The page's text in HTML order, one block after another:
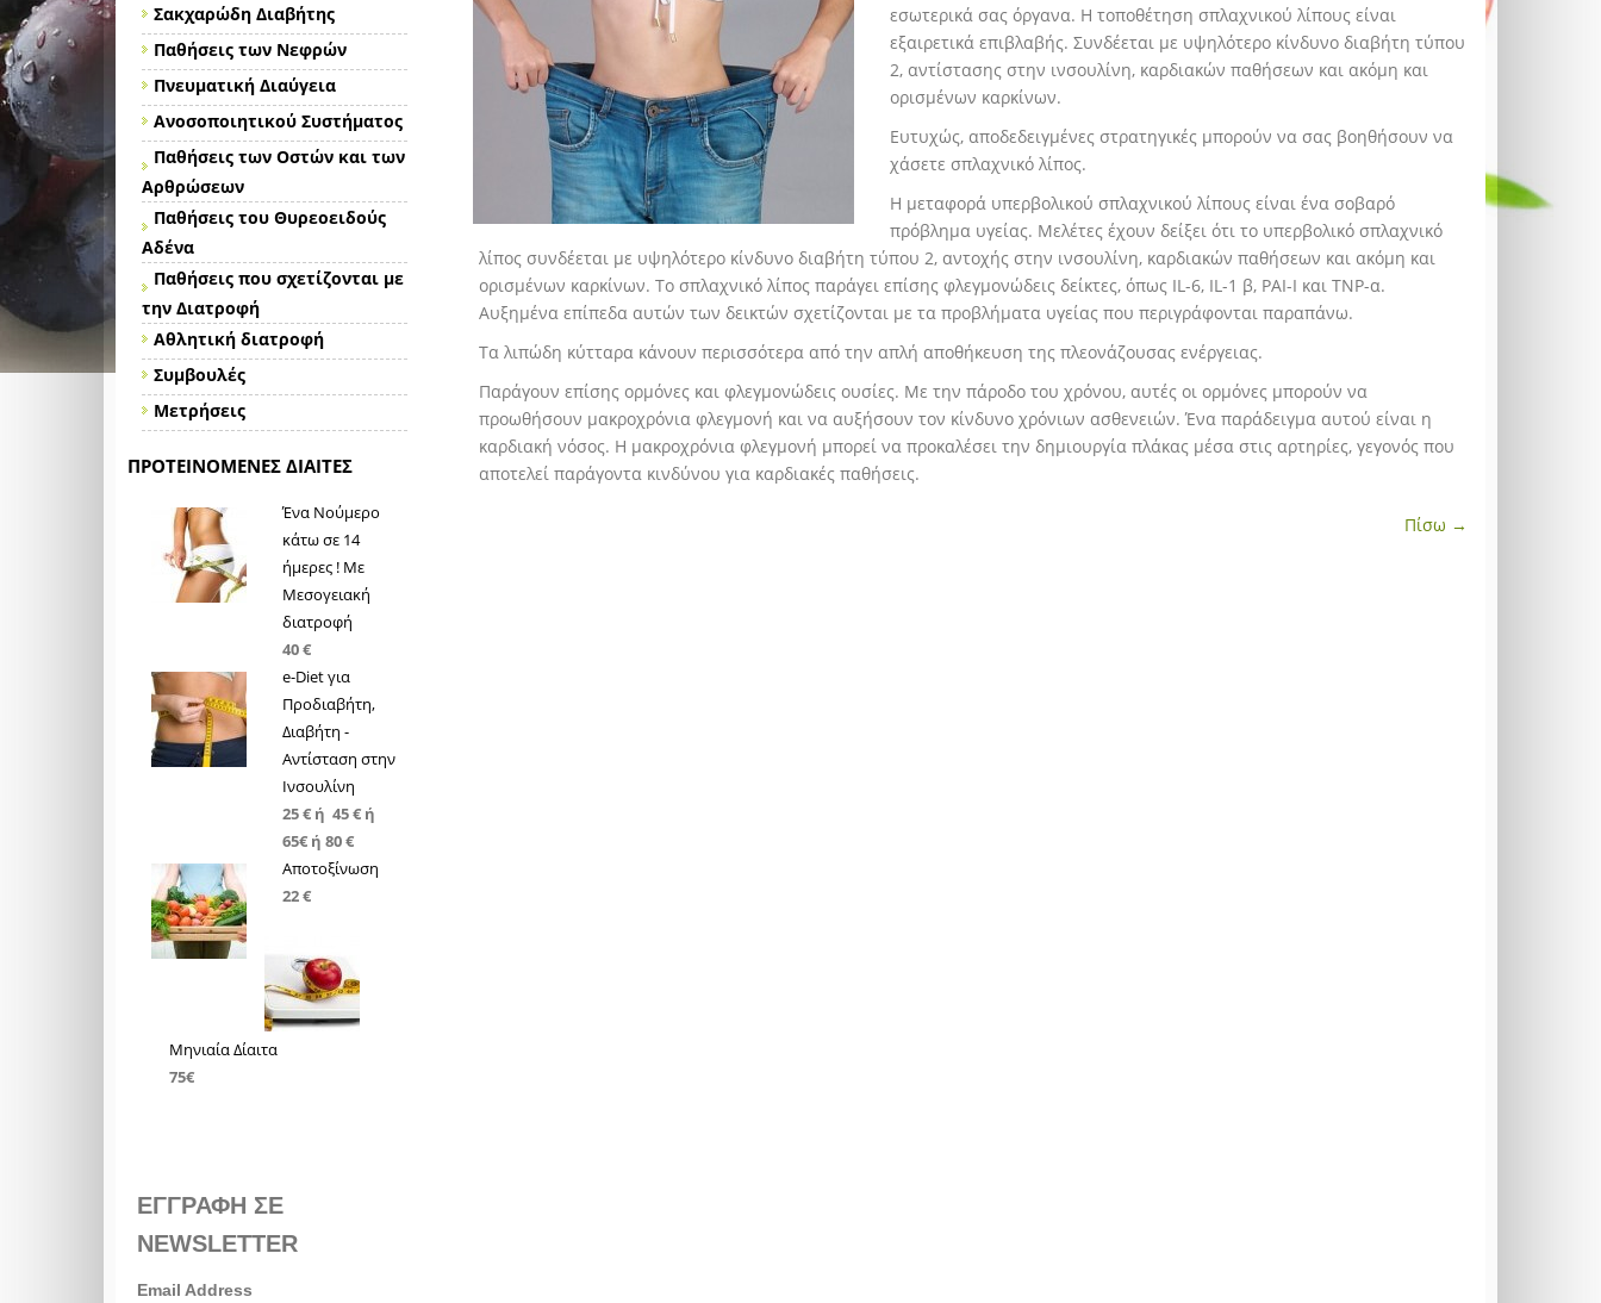
εσωτερικά σας όργανα. Η τοποθέτηση σπλαχνικού λίπους είναι
εξαιρετικά επιβλαβής. Συνδέεται με υψηλότερο κίνδυνο διαβήτη τύπου
2, αντίστασης στην ινσουλίνη, καρδιακών παθήσεων και ακόμη και
ορισμένων καρκίνων.
Ευτυχώς, αποδεδειγμένες στρατηγικές μπορούν να σας βοηθήσουν να
χάσετε σπλαχνικό λίπος.
Η μεταφορά υπερβολικού σπλαχνικού λίπους είναι ένα σοβαρό
πρόβλημα υγείας. Μελέτες έχουν δείξει ότι το υπερβολικό σπλαχνικό
λίπος συνδέεται με υψηλότερο κίνδυνο διαβήτη τύπου 2, αντοχής στην ινσουλίνη, καρδιακών παθήσεων και ακόμη και
ορισμένων καρκίνων. Το σπλαχνικό λίπος παράγει επίσης φλεγμονώδεις δείκτες, όπως IL-6, IL-1 β, ΡΑΙ-Ι και ΤΝΡ-α.
Αυξημένα επίπεδα αυτών των δεικτών σχετίζονται με τα προβλήματα υγείας που περιγράφονται παραπάνω.
Τα λιπώδη κύτταρα κάνουν περισσότερα από την απλή αποθήκευση της πλεονάζουσας ενέργειας.
Παράγουν επίσης ορμόνες και φλεγμονώδεις ουσίες. Με την πάροδο του χρόνου, αυτές οι ορμόνες μπορούν να
προωθήσουν μακροχρόνια φλεγμονή και να αυξήσουν τον κίνδυνο χρόνιων ασθενειών. Ένα παράδειγμα αυτού είναι η
καρδιακή νόσος. Η μακροχρόνια φλεγμονή μπορεί να προκαλέσει την δημιουργία πλάκας μέσα στις αρτηρίες, γεγονός που
αποτελεί παράγοντα κινδύνου για καρδιακές παθήσεις.
Πίσω →
Σακχαρώδη Διαβήτης
Παθήσεις των Νεφρών
Πνευματική Διαύγεια
Ανοσοποιητικού Συστήματος
Παθήσεις των Οστών και των
Αρθρώσεων
Παθήσεις του Θυρεοειδούς
Αδένα
Παθήσεις που σχετίζονται με
την Διατροφή
Αθλητική διατροφή
Συμβουλές
Μετρήσεις
ΠΡΟΤΕΙΝΌΜΕΝΕΣ ΔΊΑΙΤΕΣ
Ένα Νούμερο
κάτω σε 14
ήμερες ! Με
Μεσογειακή
διατροφή
40 €
e-Diet για
Προδιαβήτη,
Διαβήτη -
Αντίσταση στην
Ινσουλίνη
25 € ή 45 € ή
65€ ή 80 €
Αποτοξίνωση
22 €
Μηνιαία Δίαιτα
75€
ΕΓΓΡΑΦΗ ΣΕ
NEWSLETTER
Email Address